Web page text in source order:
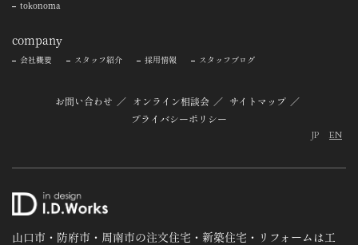
tokonoma
company
会社概要 スタッフ紹介 採用情報 スタッフブログ
お問い合わせ オンライン相談会
サイトマップ
プライバシーポリシー
JP EN
山口市・防府市・周南市の注文住宅・新築住宅・リフォームは工